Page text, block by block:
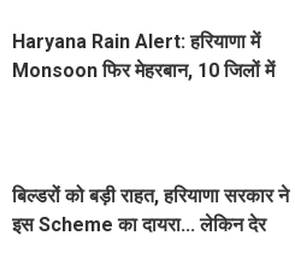
Haryana Rain Alert: हरियाणा में
Monsoon फिर मेहरबान, 10 जिलों में
बिल्डरों को बड़ी राहत, हरियाणा सरकार ने
इस Scheme का दायरा... लेकिन देर